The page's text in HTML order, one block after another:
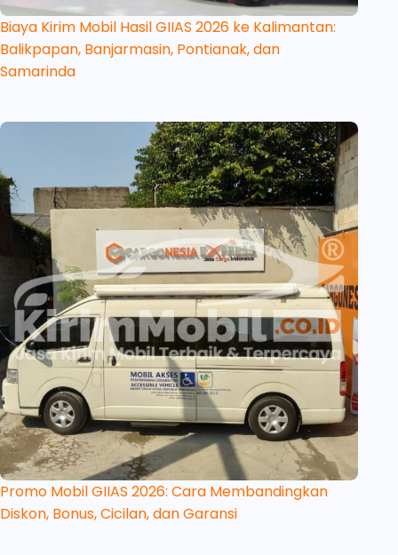
Biaya Kirim Mobil Hasil GIIAS 2026 ke Kalimantan:
Balikpapan, Banjarmasin, Pontianak, dan
Samarinda
Promo Mobil GIIAS 2026: Cara Membandingkan
Diskon, Bonus, Cicilan, dan Garansi